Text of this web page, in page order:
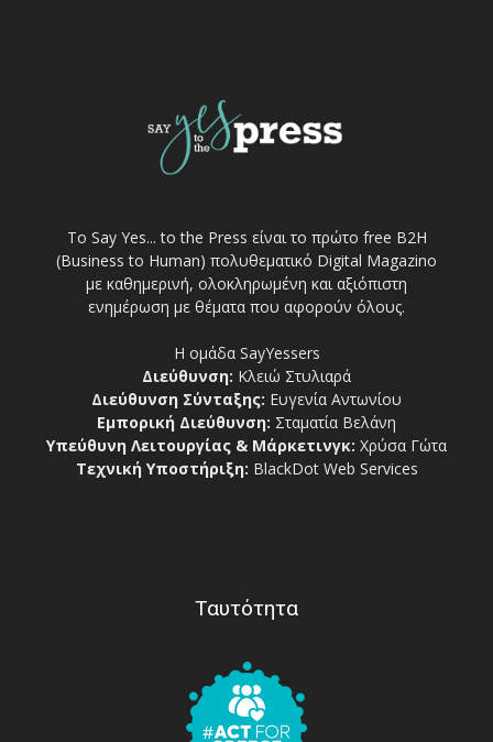
Το Say Yes... to the Press είναι το πρώτο free Β2Η
(Business to Human) πολυθεματικό Digital Magazino
με καθημερινή, ολοκληρωμένη και αξιόπιστη
ενημέρωση με θέματα που αφορούν όλους.
Η ομάδα SayYessers
Διεύθυνση: Κλειώ Στυλιαρά
Διεύθυνση Σύνταξης: Ευγενία Αντωνίου
Εμπορική Διεύθυνση: Σταματία Βελάνη
Υπεύθυνη Λειτουργίας & Μάρκετινγκ: Χρύσα Γώτα
Τεχνική Υποστήριξη: BlackDot Web Services
Ταυτότητα